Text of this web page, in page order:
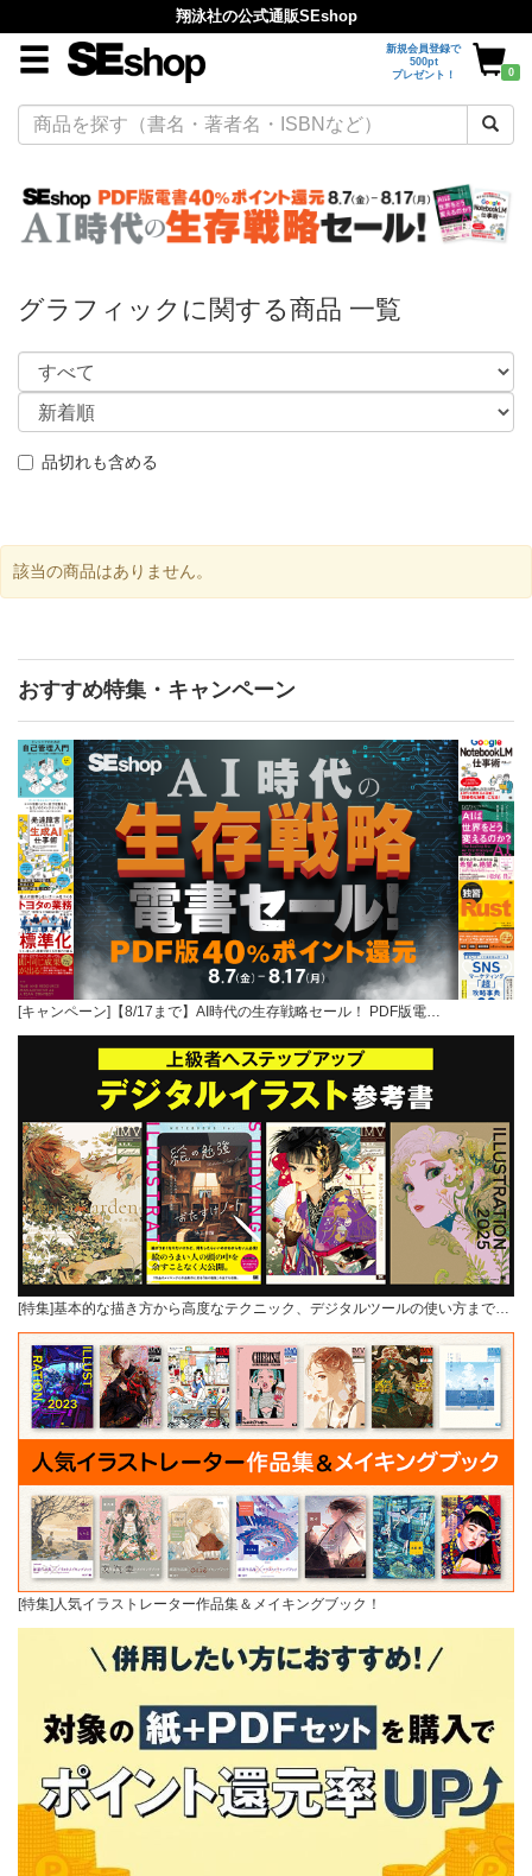
翔泳社の公式通販SEshop
新規会員登録で
500pt
プレゼント！
0
グラフィックに関する商品 一覧
品切れも含める
該当の商品はありません。
おすすめ特集・キャンペーン
[キャンペーン]【8/17まで】AI時代の生存戦略セール！ PDF版電…
[特集]基本的な描き方から高度なテクニック、デジタルツールの使い方まで…
[特集]人気イラストレーター作品集＆メイキングブック！